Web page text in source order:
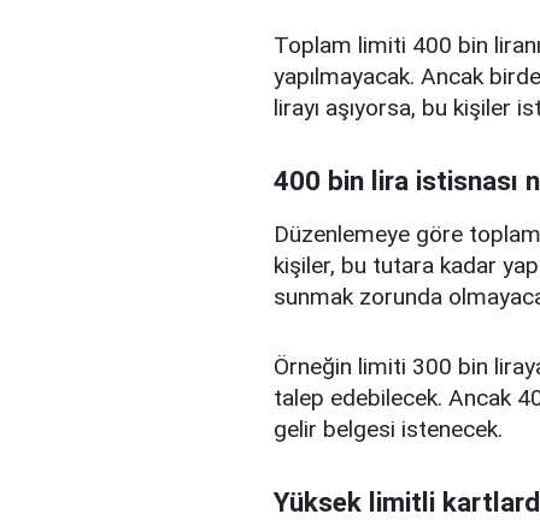
Toplam limiti 400 bin
yapılmayacak. Ancak
lirayı aşıyorsa, bu kişiler
400 bin lira istisnası
Düzenlemeye göre
kişiler, bu tutara kadar
sunmak zorunda
Örneğin limiti 300 bin
talep edebilecek. Ancak
gelir belgesi istenecek.
Yüksek limitli